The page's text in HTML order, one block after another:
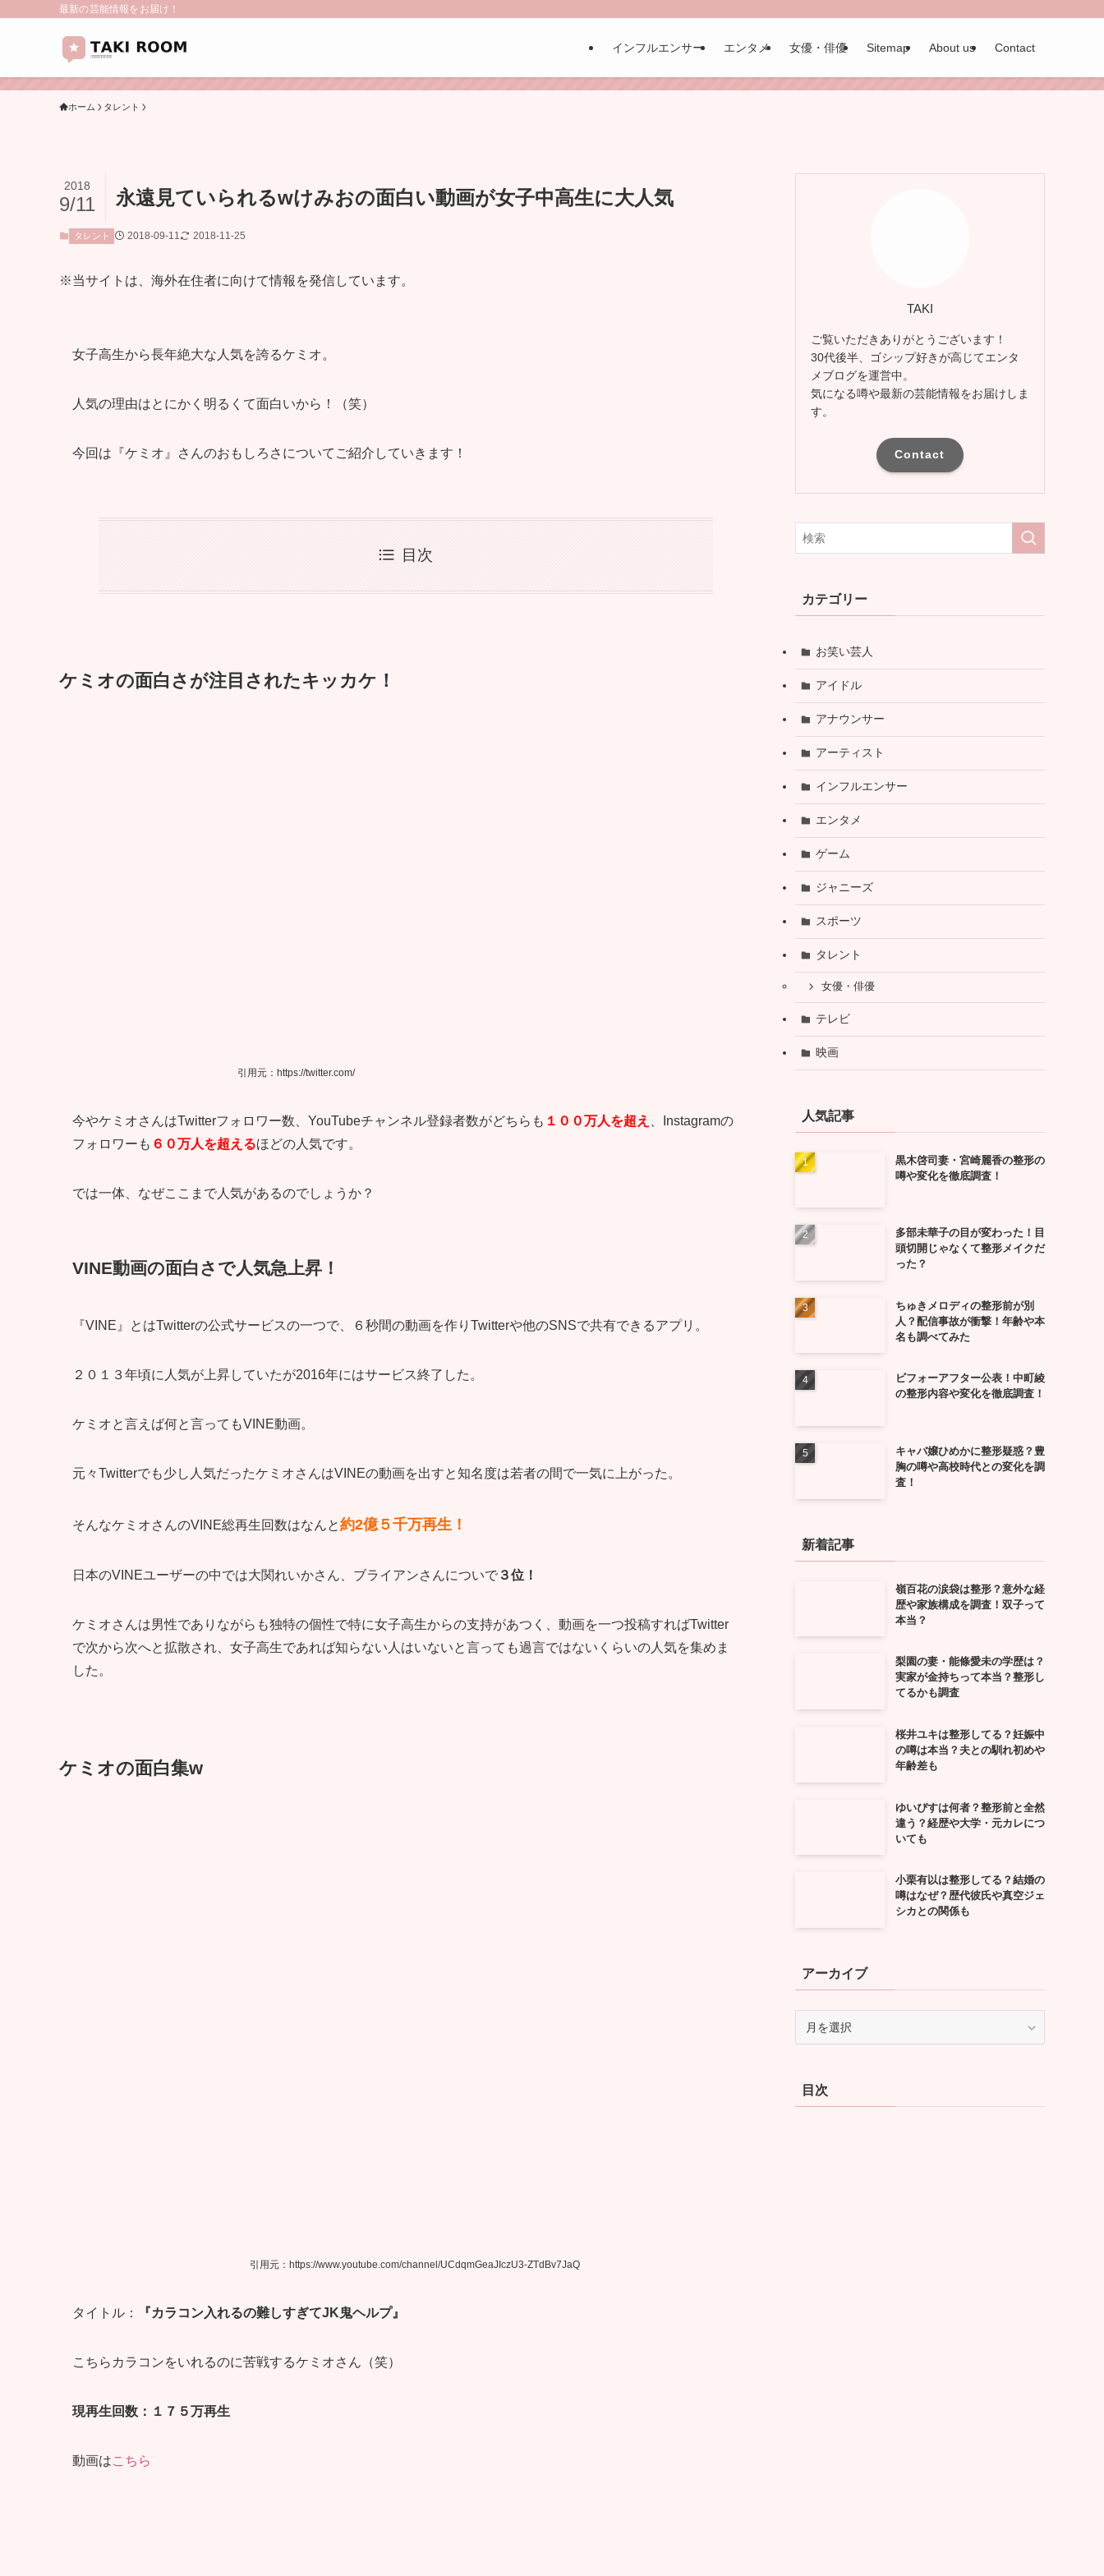
最新の芸能情報をお届け！
インフルエンサー エンタメ 女優・俳優 Sitemap About us Contact
ホーム タレント
永遠見ていられるwけみおの面白い動画が女子中高生に大人気
2018
9/11
タレント 2018-09-11 2018-11-25
※当サイトは、海外在住者に向けて情報を発信しています。
女子高生から長年絶大な人気を誇るケミオ。
人気の理由はとにかく明るくて面白いから！（笑）
今回は『ケミオ』さんのおもしろさについてご紹介していきます！
目次
ケミオの面白さが注目されたキッカケ！
引用元：https://twitter.com/
今やケミオさんはTwitterフォロワー数、YouTubeチャンネル登録者数がどちらも １００万人を超え
、Instagramの
フォロワーも ６０万人を超えるほどの人気です。
では一体、なぜここまで人気があるのでしょうか？
VINE動画の面白さで人気急上昇！
『VINE』とはTwitterの公式サービスの一つで、６秒間の動画を作りTwitterや他のSNSで共有できるアプリ。
２０１３年頃に人気が上昇していたが2016年にはサービス終了した。
ケミオと言えば何と言ってもVINE動画。
元々Twitterでも少し人気だったケミオさんはVINEの動画を出すと知名度は若者の間で一気に上がった。
そんなケミオさんのVINE総再生回数はなんと約2億５千万再生！
日本のVINEユーザーの中では大関れいかさん、ブライアンさんについで ３位！
ケミオさんは男性でありながらも独特の個性で特に女子高生からの支持があつく、動画を一つ投稿すればTwitter
で次から次へと拡散され、女子高生であれば知らない人はいないと言っても過言ではないくらいの人気を集めま
した。
ケミオの面白集w
引用元：https://www.youtube.com/channel/UCdqmGeaJIczU3-ZTdBv7JaQ
タイトル： 『カラコン入れるの難しすぎてJK鬼ヘルプ』
こちらカラコンをいれるのに苦戦するケミオさん（笑）
現再生回数：１７５万再生
動画はこちら
TAKI
ご覧いただきありがとうございます！
30代後半、ゴシップ好きが高じてエンタ
メブログを運営中。
気になる噂や最新の芸能情報をお届けしま
す。
Contact
カテゴリー
お笑い芸人
アイドル
アナウンサー
アーティスト
インフルエンサー
エンタメ
ゲーム
ジャニーズ
スポーツ
タレント
女優・俳優
テレビ
映画
人気記事
黒木啓司妻・宮崎麗香の整形の
噂や変化を徹底調査！
多部未華子の目が変わった！目
頭切開じゃなくて整形メイクだ
った？
ちゅきメロディの整形前が別
人？配信事故が衝撃！年齢や本
名も調べてみた
ビフォーアフター公表！中町綾
の整形内容や変化を徹底調査！
キャバ嬢ひめかに整形疑惑？豊
胸の噂や高校時代との変化を調
査！
新着記事
嶺百花の涙袋は整形？意外な経
歴や家族構成を調査！双子って
本当？
梨園の妻・能條愛未の学歴は？
実家が金持ちって本当？整形し
てるかも調査
桜井ユキは整形してる？妊娠中
の噂は本当？夫との馴れ初めや
年齢差も
ゆいぴすは何者？整形前と全然
違う？経歴や大学・元カレにつ
いても
小栗有以は整形してる？結婚の
噂はなぜ？歴代彼氏や真空ジェ
シカとの関係も
アーカイブ
ブ目次